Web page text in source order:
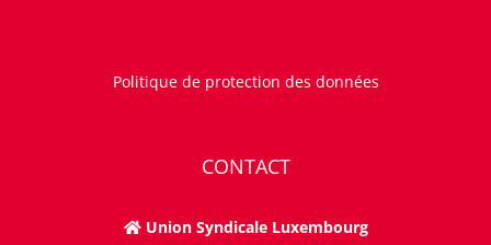
Politique de protection des données
CONTACT
Union Syndicale Luxembourg